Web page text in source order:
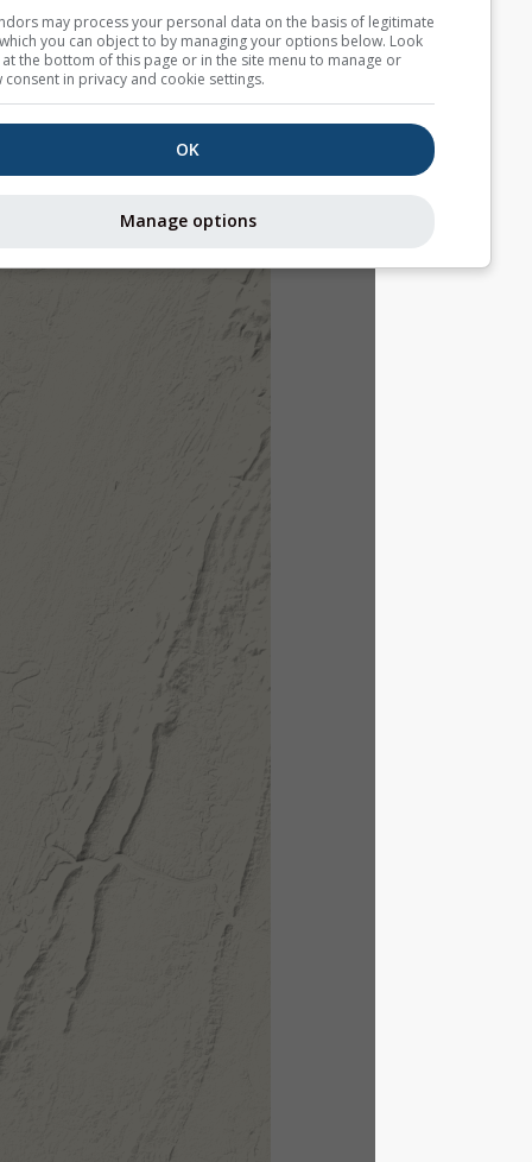
Some vendors may process your personal data on the basis of
interest, which you can object to by managing your options
for a link at the bottom of this page or in the site menu to
withdraw consent in privacy and cookie settings.